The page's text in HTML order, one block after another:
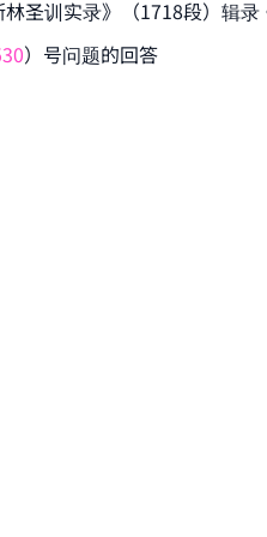
圣训实录》（1718段）辑录
）号问题的回答